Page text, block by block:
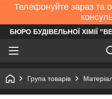
Телефонуйте зараз та
БЮРО БУДІВЕЛЬНОЇ ХІМІЇ
Група товарів